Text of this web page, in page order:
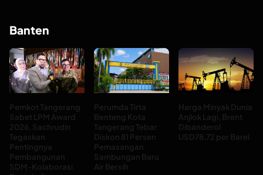
Banten
Pemkot Tangerang
Sabet LPM Award
2026, Sachrudin
Tegaskan
Pentingnya
Pembangunan
SDM-Kolaborasi
Perumda Tirta
Benteng Kota
Tangerang Tebar
Diskon 81 Persen
Pemasangan
Sambungan Baru
Air Bersih
Harga Minyak Dunia
Anjlok Lagi, Brent
Dibanderol
USD78,72 per Barel